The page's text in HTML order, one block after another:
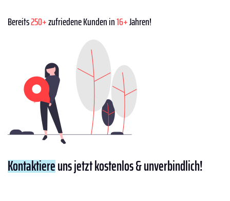
Bereits250+zufriedene Kunden in16+Jahren!
Kontaktiereuns jetzt kostenlos & unverbindlich!